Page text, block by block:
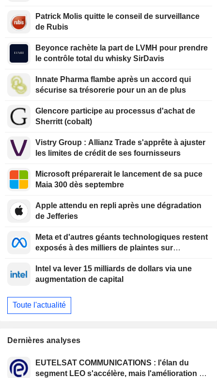
Patrick Molis quitte le conseil de surveillance
de Rubis
Beyonce rachète la part de LVMH pour prendre
le contrôle total du whisky SirDavis
Innate Pharma flambe après un accord qui
sécurise sa trésorerie pour un an de plus
Glencore participe au processus d'achat de
Sherritt (cobalt)
Vistry Group : Allianz Trade s'apprête à ajuster
les limites de crédit de ses fournisseurs
Microsoft préparerait le lancement de sa puce
Maia 300 dès septembre
Apple attendu en repli après une dégradation
de Jefferies
Meta et d'autres géants technologiques restent
exposés à des milliers de plaintes sur
Intel va lever 15 milliards de dollars via une
augmentation de capital
Toute l'actualité
Dernières analyses
EUTELSAT COMMUNICATIONS : l'élan du
segment LEO s'accélère, mais l'amélioration de